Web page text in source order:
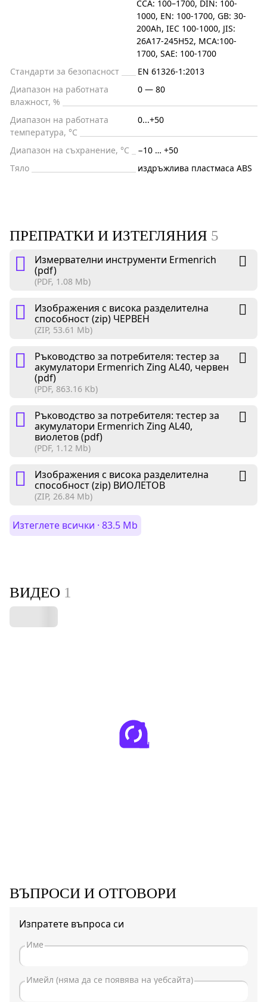
CCA: 100–1700, DIN: 100-
1000, EN: 100-1700, GB: 30-
200Ah, IEC 100-1000, JIS:
26A17-245H52, MCA:100-
1700, SAE: 100-1700
Стандарти за безопасност
EN 61326-1:2013
Диапазон на работната
влажност, %
0 — 80
Диапазон на работната
температура, °C
0...+50
Диапазон на съхранение, °C
−10 … +50
Тяло
издръжлива пластмаса ABS
ПРЕПРАТКИ И ИЗТЕГЛЯНИЯ 5
Измервателни инструменти Ermenrich
(pdf)
(PDF, 1.08 Mb)
Изображения с висока разделителна
способност (zip) ЧЕРВЕН
(ZIP, 53.61 Mb)
Ръководство за потребителя: тестер за
акумулатори Ermenrich Zing AL40, червен
(pdf)
(PDF, 863.16 Kb)
Ръководство за потребителя: тестер за
акумулатори Ermenrich Zing AL40,
виолетов (pdf)
(PDF, 1.12 Mb)
Изображения с висока разделителна
способност (zip) ВИОЛЕТОВ
(ZIP, 26.84 Mb)
Изтеглете всички · 83.5 Mb
ВИДЕО 1
ВЪПРОСИ И ОТГОВОРИ
Изпратете въпроса си